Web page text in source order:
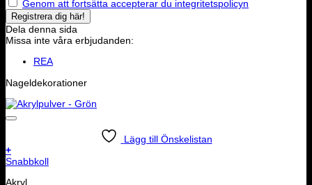
Genom att fortsätta accepterar du integritetspolicyn
Dela denna sida
Missa inte våra erbjudanden:
REA
Nageldekorationer
Lägg till Önskelistan
+
Snabbkoll
Akryl